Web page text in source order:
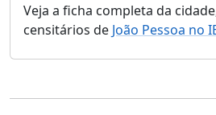
Veja a ficha completa da
censitários de João Pessoa no